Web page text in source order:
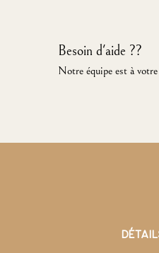
Besoin d'aide ??
Notre équipe est à